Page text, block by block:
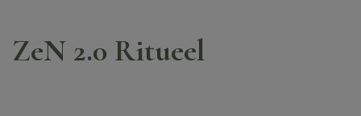
ZeN 2.0 Ritueel